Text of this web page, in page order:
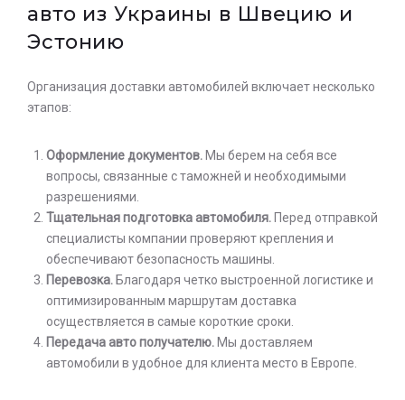
авто из Украины в Швецию и
Эстонию
Организация доставки автомобилей включает несколько
этапов:
Оформление документов. Мы берем на себя все
вопросы, связанные с таможней и необходимыми
разрешениями.
Тщательная подготовка автомобиля. Перед отправкой
специалисты компании проверяют крепления и
обеспечивают безопасность машины.
Перевозка. Благодаря четко выстроенной логистике и
оптимизированным маршрутам доставка
осуществляется в самые короткие сроки.
Передача авто получателю. Мы доставляем
автомобили в удобное для клиента место в Европе.